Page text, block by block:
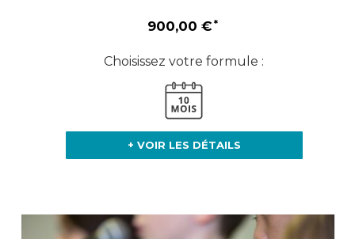
900,00 €
Choisissez votre formule :
+ VOIR LES DÉTAILS